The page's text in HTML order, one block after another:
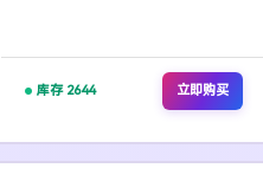
库存 2644 立即购买